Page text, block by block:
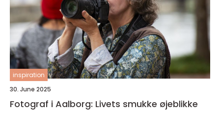
inspiration
30. June 2025
Fotograf i Aalborg: Livets smukke øjeblikke